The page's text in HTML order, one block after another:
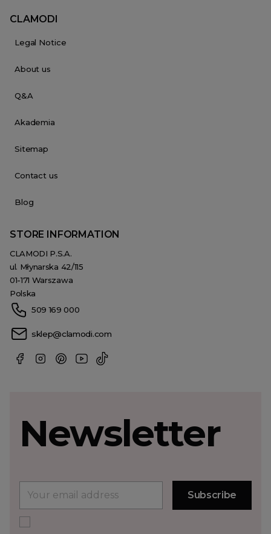
CLAMODI
Legal Notice
About us
Q&A
Akademia
Sitemap
Contact us
Blog
STORE INFORMATION
CLAMODI P.S.A.
ul. Młynarska 42/115
01-171 Warszawa
Polska
509 169 000
sklep@clamodi.com
Newsletter